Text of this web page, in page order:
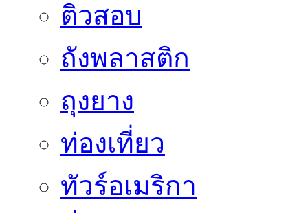
ติวสอบ
ถังพลาสติก
ถุงยาง
ท่องเที่ยว
ทัวร์อเมริกา